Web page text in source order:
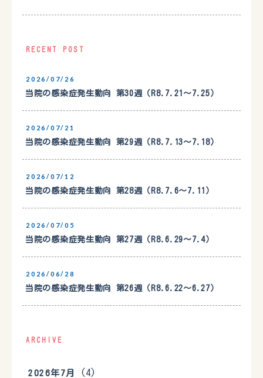
RECENT POST
2026/07/26
当院の感染症発生動向 第30週（R8.7.21〜7.25）
2026/07/21
当院の感染症発生動向 第29週（R8.7.13〜7.18）
2026/07/12
当院の感染症発生動向 第28週（R8.7.6〜7.11）
2026/07/05
当院の感染症発生動向 第27週（R8.6.29〜7.4）
2026/06/28
当院の感染症発生動向 第26週（R8.6.22〜6.27）
ARCHIVE
2026年7月 (4)